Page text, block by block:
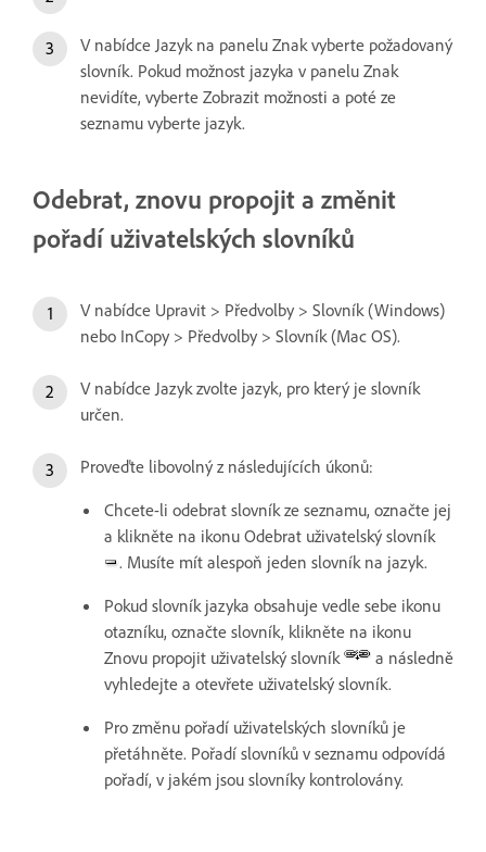
V nabídce Jazyk na panelu Znak vyberte požadovaný
slovník. Pokud možnost jazyka v panelu Znak
nevidíte, vyberte Zobrazit možnosti a poté ze
seznamu vyberte jazyk.
Odebrat, znovu propojit a změnit
pořadí uživatelských slovníků
V nabídce Upravit > Předvolby > Slovník (Windows)
nebo InCopy > Předvolby > Slovník (Mac OS).
V nabídce Jazyk zvolte jazyk, pro který je slovník
určen.
Proveďte libovolný z následujících úkonů:
Chcete-li odebrat slovník ze seznamu, označte jej
a klikněte na ikonu Odebrat uživatelský slovník
. Musíte mít alespoň jeden slovník na jazyk.
Pokud slovník jazyka obsahuje vedle sebe ikonu
otazníku, označte slovník, klikněte na ikonu
Znovu propojit uživatelský slovník
a následně
vyhledejte a otevřete uživatelský slovník.
Pro změnu pořadí uživatelských slovníků je
přetáhněte. Pořadí slovníků v seznamu odpovídá
pořadí, v jakém jsou slovníky kontrolovány.